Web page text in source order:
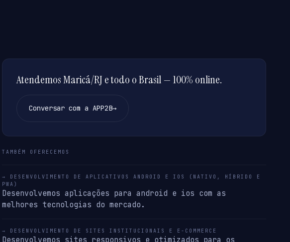
Atendemos Maricá/RJ e todo o Brasil — 100% online.
Conversar com a APP2B→
TAMBÉM OFERECEMOS
→ DESENVOLVIMENTO DE APLICATIVOS ANDROID E IOS (NATIVO, HÍBRIDO E
PWA)
Desenvolvemos aplicações para android e ios com as
melhores tecnologias do mercado.
→ DESENVOLVIMENTO DE SITES INSTITUCIONAIS E E-COMMERCE
Desenvolvemos sites responsivos e otimizados para os